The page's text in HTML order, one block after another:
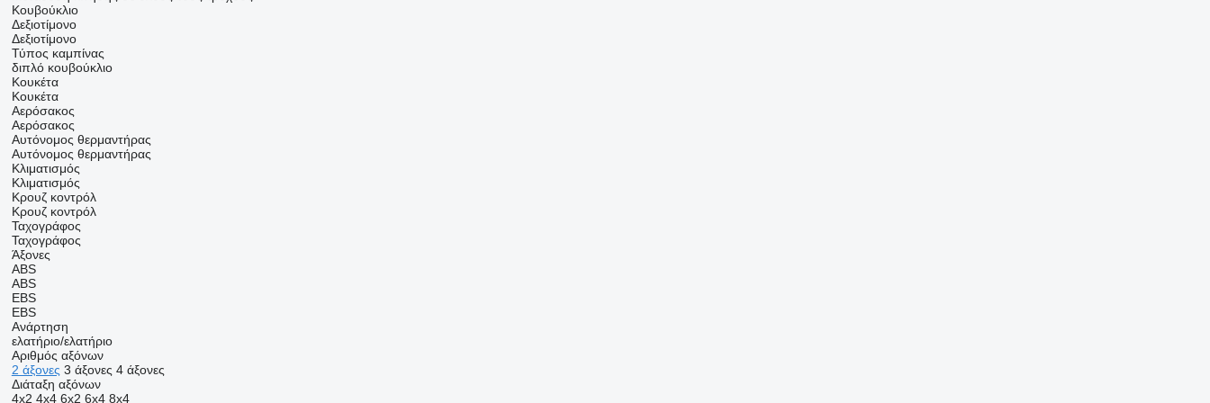
Κουβούκλιο
Δεξιοτίμονο
Δεξιοτίμονο
Τύπος καμπίνας
διπλό κουβούκλιο
Κουκέτα
Κουκέτα
Αερόσακος
Αερόσακος
Αυτόνομος θερμαντήρας
Αυτόνομος θερμαντήρας
Κλιματισμός
Κλιματισμός
Κρουζ κοντρόλ
Κρουζ κοντρόλ
Ταχογράφος
Ταχογράφος
Άξονες
ABS
ABS
EBS
EBS
Ανάρτηση
ελατήριο/ελατήριο
Αριθμός αξόνων
2 άξονες 3 άξονες 4 άξονες
Διάταξη αξόνων
4x2 4x4 6x2 6x4 8x4